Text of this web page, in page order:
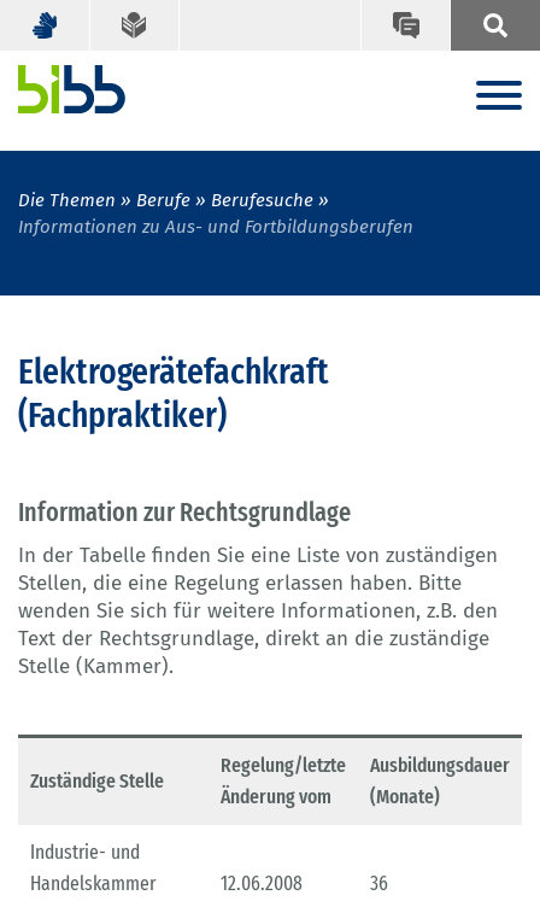
Die Themen Berufe
Berufesuche
Informationen zu Aus- und Fortbildungsberufen
Elektrogerätefachkraft
(Fachpraktiker)
Information zur Rechtsgrundlage
In der Tabelle finden Sie eine Liste von zuständigen
Stellen, die eine Regelung erlassen haben. Bitte
wenden Sie sich für weitere Informationen, z.B. den
Text der Rechtsgrundlage, direkt an die zuständige
Stelle (Kammer).
Zuständige Stelle
Regelung/letzte
Änderung vom
Ausbildungsdauer
(Monate)
Industrie- und
Handelskammer
12.06.2008 36